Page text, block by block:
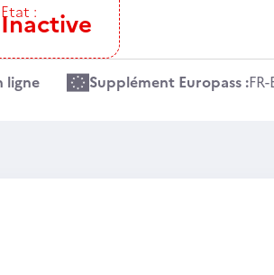
Etat :
Inactive
ligne Supplément Europass :FR-